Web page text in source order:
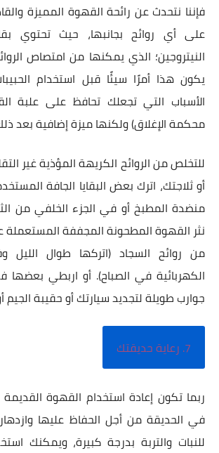
فإننا نتحدث عن رائحة القهوة المميزة
على أي روائح بجانبها، حيث تحتوي
النيتروجين؛ الذي يمكنها من امتصاص
يكون هذا أمرًا سيئًا قبل استخدام
الأسباب التي تجعلك تحافظ على علبة
محكمة الإغلاق) ولكنها ميزة إضافية بعد
للتخلص من الروائح الكريهة المؤذية غير
أو ثلاجتك، اترك بعض البقايا الجافة
منضدة المطبخ أو في الجزء الخلفي من
نثر القهوة المطحونة المجففة
من روائح السجاد (اتركها طوال الليل
الكهربائية في الصباح). أو اربطي
جوارب طويلة لتجديد سيارتك أو حقيبة الجيم
7. رعاية حديقتك
ربما تكون إعادة استخدام القهوة
في الحديقة من أجل الحفاظ عليها
للنبات والتربة بدرجة كبيرة، ويمكنك